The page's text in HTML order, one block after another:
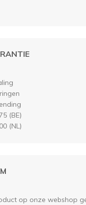
(BE)
(NL)
op onze webshop